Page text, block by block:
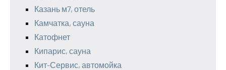
Казань м7, отель
Камчатка, сауна
Катофнет
Кипарис, сауна
Кит-Сервис, автомойка